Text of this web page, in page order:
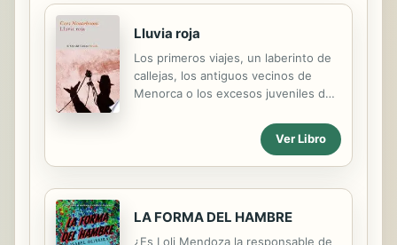
Lluvia roja
Los primeros viajes, un laberinto de
callejas, los antiguos vecinos de
Menorca o los excesos juveniles del
imágenes y sucesos del pasado se
reúnen en Lluvia roja, un libro que
nos descubre todos los temas e
Lluvia roja, mosaico de historias y
recuerdos, transcurren en la casa de
Ver Libro
LA FORMA DEL HAMBRE
¿Es Loli Mendoza la responsable de